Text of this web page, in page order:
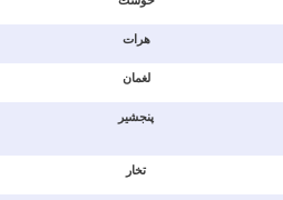
هرات
لغمان
پنجشیر
تخار